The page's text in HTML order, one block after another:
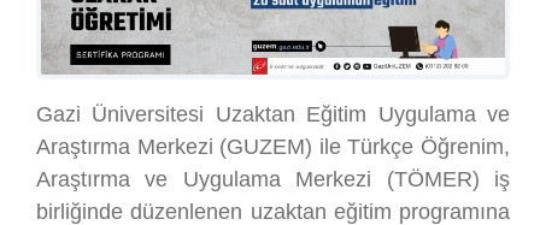
Gazi Üniversitesi Uzaktan Eğitim Uygulama ve
Araştırma Merkezi (GUZEM) ile Türkçe Öğrenim,
Araştırma ve Uygulama Merkezi (TÖMER) iş
birliğinde düzenlenen uzaktan eğitim programına